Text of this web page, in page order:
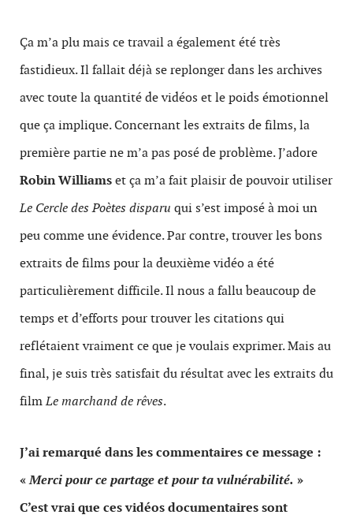
Ça m’a plu mais ce travail a également été très
fastidieux. Il fallait déjà se replonger dans les archives
avec toute la quantité de vidéos et le poids émotionnel
que ça implique. Concernant les extraits de films, la
première partie ne m’a pas posé de problème. J’adore
Robin Williamset ça m’a fait plaisir de pouvoir utiliser
Le Cercle des Poètes disparu qui s’est imposé à moi un
peu comme une évidence. Par contre, trouver les bons
extraits de films pour la deuxième vidéo a été
particulièrement difficile. Il nous a fallu beaucoup de
temps et d’efforts pour trouver les citations qui
reflétaient vraiment ce que je voulais exprimer. Mais au
final, je suis très satisfait du résultat avec les extraits du
filmLe marchand de rêves.
J’ai remarqué dans les commentaires ce message :
«Merci pour ce partage et pour ta vulnérabilité. »
C’est vrai que ces vidéos documentaires sont